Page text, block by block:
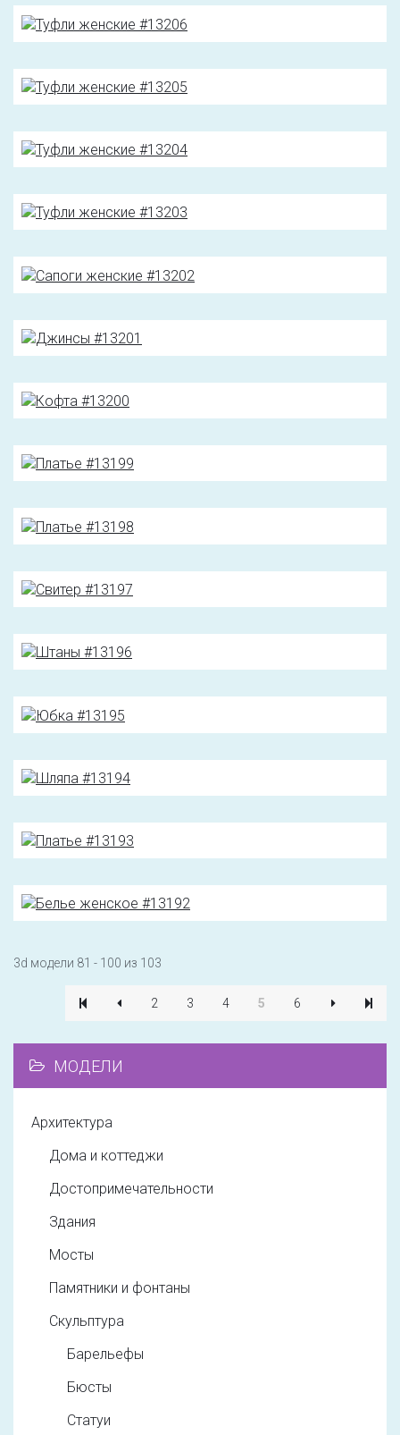
3d модели 81 - 100 из 103
2 3 4 5 6
МОДЕЛИ
Архитектура
Дома и коттеджи
Достопримечательности
Здания
Мосты
Памятники и фонтаны
Скульптура
Барельефы
Бюсты
Статуи